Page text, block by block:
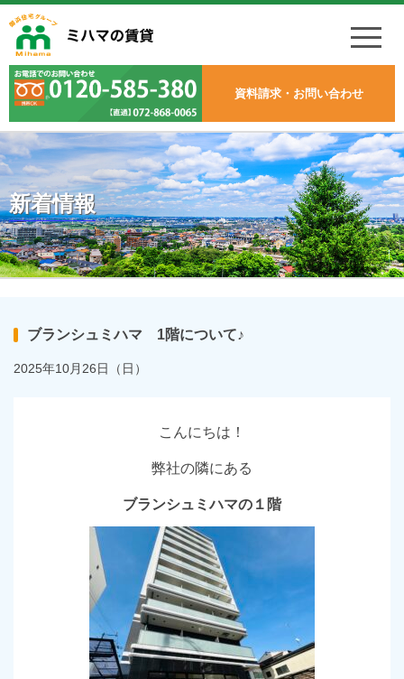
資料請求・お問い合わせ
新着情報
ブランシュミハマ 1階について♪
2025年10月26日（日）
こんにちは！
弊社の隣にある
ブランシュミハマの１階